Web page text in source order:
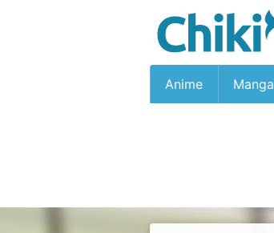
Anime Manga